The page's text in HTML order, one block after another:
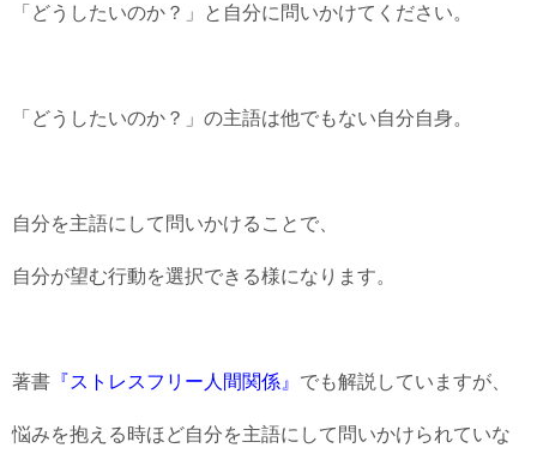
「どうしたいのか？」と自分に問いかけてください。
「どうしたいのか？」の主語は他でもない自分自身。
自分を主語にして問いかけることで、
自分が望む行動を選択できる様になります。
著書 『ストレスフリー人間関係』 でも解説していますが、
悩みを抱える時ほど自分を主語にして問いかけられていな